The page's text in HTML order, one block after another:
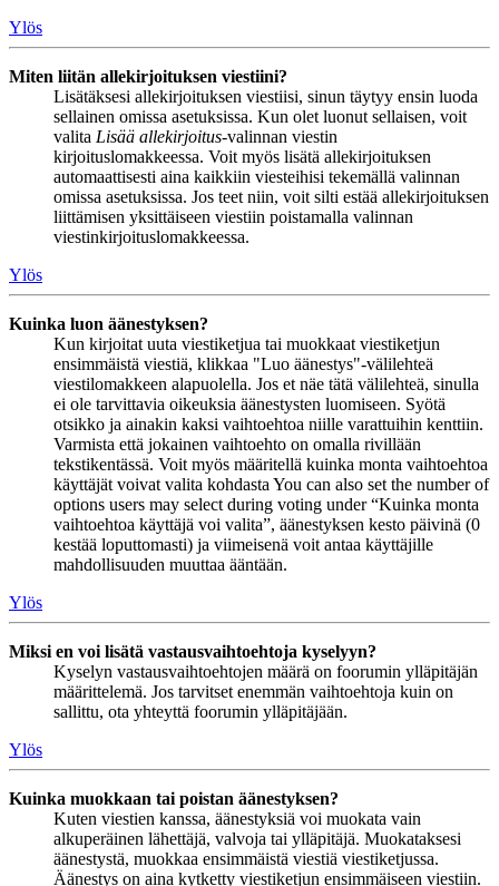
Ylös
Miten liitän allekirjoituksen viestiini?
Lisätäksesi allekirjoituksen viestiisi, sinun täytyy ensin luoda
sellainen omissa asetuksissa. Kun olet luonut sellaisen, voit
valita Lisää allekirjoitus-valinnan viestin
kirjoituslomakkeessa. Voit myös lisätä allekirjoituksen
automaattisesti aina kaikkiin viesteihisi tekemällä valinnan
omissa asetuksissa. Jos teet niin, voit silti estää allekirjoituksen
liittämisen yksittäiseen viestiin poistamalla valinnan
viestinkirjoituslomakkeessa.
Ylös
Kuinka luon äänestyksen?
Kun kirjoitat uuta viestiketjua tai muokkaat viestiketjun
ensimmäistä viestiä, klikkaa "Luo äänestys"-välilehteä
viestilomakkeen alapuolella. Jos et näe tätä välilehteä, sinulla
ei ole tarvittavia oikeuksia äänestysten luomiseen. Syötä
otsikko ja ainakin kaksi vaihtoehtoa niille varattuihin kenttiin.
Varmista että jokainen vaihtoehto on omalla rivillään
tekstikentässä. Voit myös määritellä kuinka monta vaihtoehtoa
käyttäjät voivat valita kohdasta You can also set the number of
options users may select during voting under “Kuinka monta
vaihtoehtoa käyttäjä voi valita”, äänestyksen kesto päivinä (0
kestää loputtomasti) ja viimeisenä voit antaa käyttäjille
mahdollisuuden muuttaa ääntään.
Ylös
Miksi en voi lisätä vastausvaihtoehtoja kyselyyn?
Kyselyn vastausvaihtoehtojen määrä on foorumin ylläpitäjän
määrittelemä. Jos tarvitset enemmän vaihtoehtoja kuin on
sallittu, ota yhteyttä foorumin ylläpitäjään.
Ylös
Kuinka muokkaan tai poistan äänestyksen?
Kuten viestien kanssa, äänestyksiä voi muokata vain
alkuperäinen lähettäjä, valvoja tai ylläpitäjä. Muokataksesi
äänestystä, muokkaa ensimmäistä viestiä viestiketjussa.
Äänestys on aina kytketty viestiketjun ensimmäiseen viestiin.